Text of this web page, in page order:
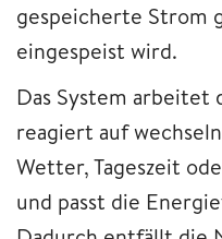
gespeicherte Strom
eingespeist wird.
Das System arbeitet
reagiert auf
Wetter, Tageszeit
und passt die